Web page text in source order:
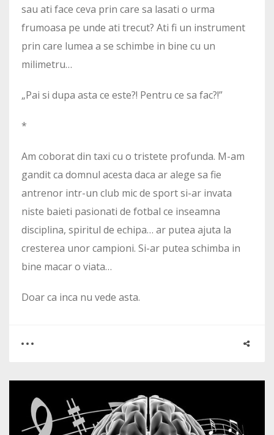
sau ati face ceva prin care sa lasati o urma
frumoasa pe unde ati trecut? Ati fi un instrument
prin care lumea a se schimbe in bine cu un
milimetru…
„Pai si dupa asta ce este?! Pentru ce sa fac?!”
*
Am coborat din taxi cu o tristete profunda. M-am
gandit ca domnul acesta daca ar alege sa fie
antrenor intr-un club mic de sport si-ar invata
niste baieti pasionati de fotbal ce inseamna
disciplina, spiritul de echipa… ar putea ajuta la
cresterea unor campioni. Si-ar putea schimba in
bine macar o viata…
Doar ca inca nu vede asta.
2815